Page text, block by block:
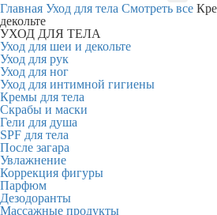
Главная Уход для тела Смотреть все
декольте
УХОД ДЛЯ ТЕЛА
Уход для шеи и декольте
Уход для рук
Уход для ног
Уход для интимной гигиены
Кремы для тела
Скрабы и маски
Гели для душа
SPF для тела
После загара
Увлажнение
Коррекция фигуры
Парфюм
Дезодоранты
Массажные продукты